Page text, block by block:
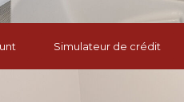
Simulateur de crédit